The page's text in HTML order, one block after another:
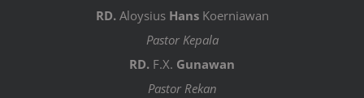
RD.Aloysius HansKoerniawan
Pastor Kepala
RD. F.X. Gunawan
Pastor Rekan